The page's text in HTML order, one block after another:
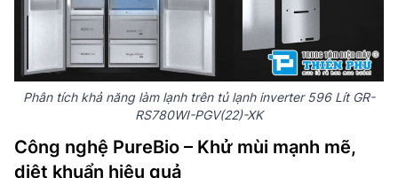
Phân tích khả năng làm lạnh trên tủ lạnh inverter 596 Lít GR-
RS780WI-PGV(22)-XK
Công nghệ PureBio – Khử mùi mạnh mẽ,
diệt khuẩn hiệu quả